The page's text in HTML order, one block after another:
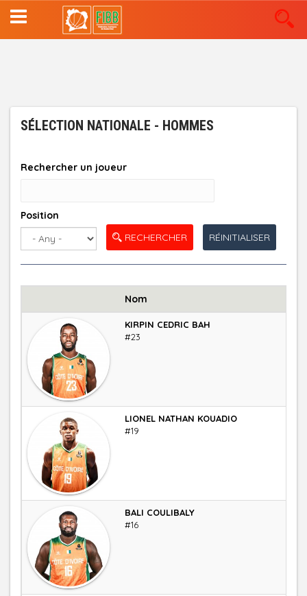
Aller
au
contenu
SÉLECTION NATIONALE - HOMMES
Rechercher un joueur
Position
RECHERCHER
RÉINITIALISER
Nom
KIRPIN CEDRIC BAH
#23
LIONEL NATHAN KOUADIO
#19
BALI COULIBALY
#16